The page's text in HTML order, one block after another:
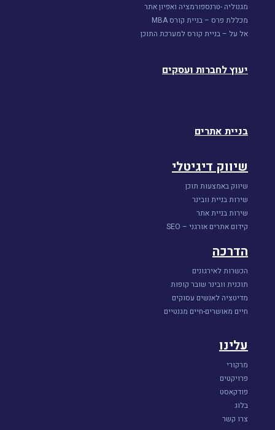
מגנוליה -טרנספורמציה ואפיון אתר
מכללת פרס – בניית קורס MBA
אל על – בניית קורס למערכת התוכן
יעוץ לחברות ועסקים
בניית אתרים
שיווק דיגיטלי
שיווק באמצעות תוכן
שירות בניית וובינר
שירות בניית אתר
קידום אתרים אורגני – SEO
הדרכה
הכשרות לאירגונים
תוכנית וובינר שובר קופות
מדיטציה לאנשים עסוקים
חיים מאושרים-חיים מגנטיים
עלינו
מרקורי
פרויקטים
פודקאסט
בלוג
צרו קשר